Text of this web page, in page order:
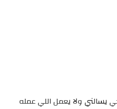
ولا يعمل اللي عمله